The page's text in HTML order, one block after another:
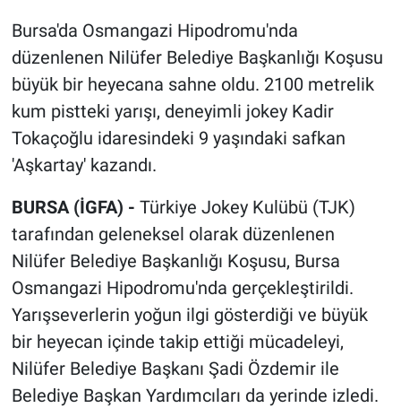
Bursa'da Osmangazi Hipodromu'nda
düzenlenen Nilüfer Belediye Başkanlığı Koşusu
büyük bir heyecana sahne oldu. 2100 metrelik
kum pistteki yarışı, deneyimli jokey Kadir
Tokaçoğlu idaresindeki 9 yaşındaki safkan
'Aşkartay' kazandı.
BURSA (İGFA) - Türkiye Jokey Kulübü (TJK)
tarafından geleneksel olarak düzenlenen
Nilüfer Belediye Başkanlığı Koşusu, Bursa
Osmangazi Hipodromu'nda gerçekleştirildi.
Yarışseverlerin yoğun ilgi gösterdiği ve büyük
bir heyecan içinde takip ettiği mücadeleyi,
Nilüfer Belediye Başkanı Şadi Özdemir ile
Belediye Başkan Yardımcıları da yerinde izledi.